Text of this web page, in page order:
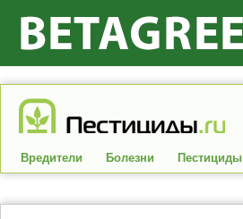
Вредители Болезни Пестициды